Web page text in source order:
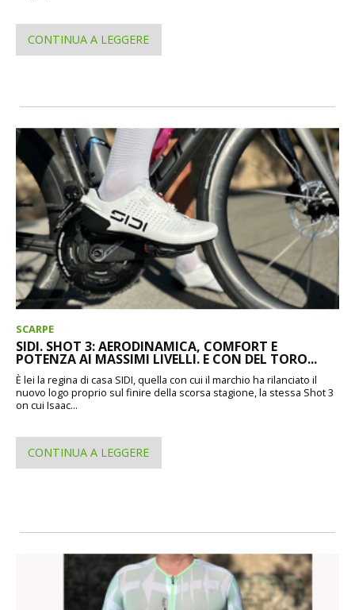
CONTINUA A LEGGERE
SCARPE
SIDI. SHOT 3: AERODINAMICA, COMFORT E
POTENZA AI MASSIMI LIVELLI. E CON DEL TORO...
È lei la regina di casa SIDI, quella con cui il marchio ha rilanciato il
nuovo logo proprio sul finire della scorsa stagione, la stessa Shot 3
on cui Isaac...
CONTINUA A LEGGERE